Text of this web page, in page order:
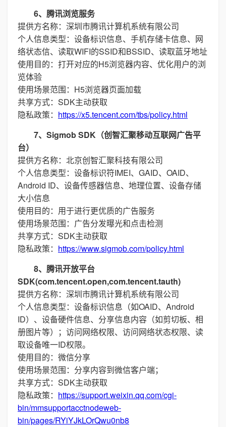
6、腾讯浏览服务
提供方名称：深圳市腾讯计算机系统有限公司
个人信息类型：设备标识信息、手机存储卡信息、网
络状态信、读取WIFI的SSID和BSSID、读取蓝牙地址
使用目的：打开对应的H5浏览器内容、优化用户的浏
览体验
使用场景范围：H5浏览器页面加载
共享方式：SDK主动获取
隐私政策： https://x5.tencent.com/tbs/policy.html
7、Sigmob SDK（创智汇聚移动互联网广告平
台）
提供方名称：北京创智汇聚科技有限公司
个人信息类型：设备标识符IMEI、GAID、OAID、
Android ID、设备传感器信息、地理位置、设备存储
大小信息
使用目的：用于进行更优质的广告服务
使用场景范围：广告分发曝光和点击检测
共享方式：SDK主动获取
隐私政策： https://www.sigmob.com/policy.html
8、腾讯开放平台
SDK(com.tencent.open,com.tencent.tauth)
提供方名称：深圳市腾讯计算机系统有限公司
个人信息类型：设备标识信息（如OAID、Android
ID）、设备硬件信息、分享信息内容（如剪切板、相
册图片等）；访问网络权限、访问网络状态权限、读
取设备唯一ID权限。
使用目的：微信分享
使用场景范围：分享内容到微信客户端；
共享方式：SDK主动获取
隐私政策： https://support.weixin.qq.com/cgi-
bin/mmsupportacctnodeweb-
bin/pages/RYiYJkLOrQwu0nb8